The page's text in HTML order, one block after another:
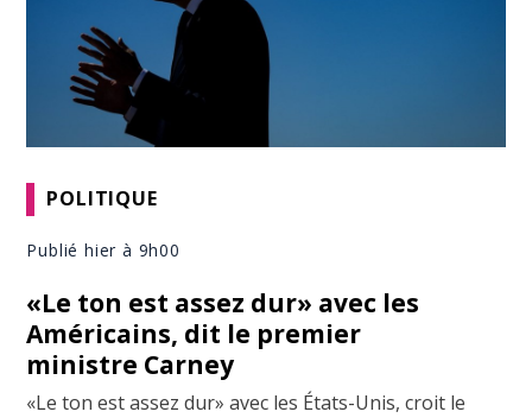
POLITIQUE
Publié hier à 9h00
«Le ton est assez dur» avec les
Américains, dit le premier
ministre Carney
«Le ton est assez dur» avec les États-Unis, croit le